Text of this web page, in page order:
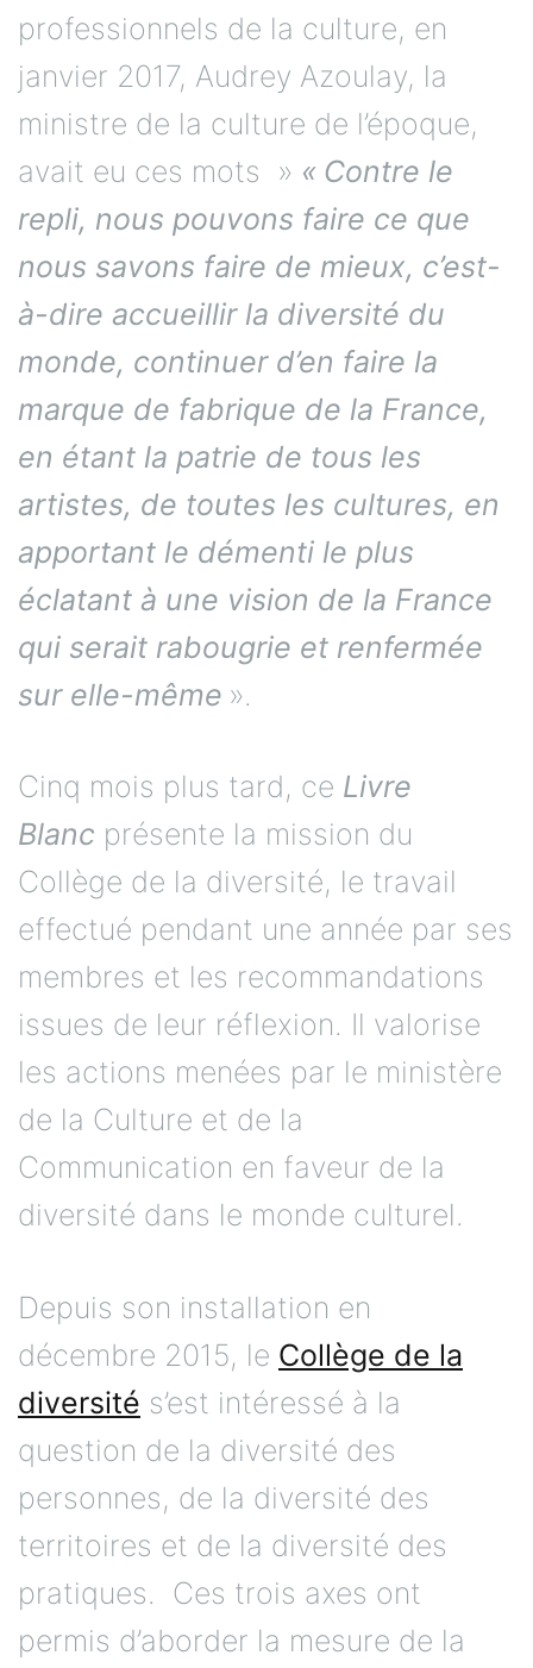
professionnels de la culture, en
janvier 2017, Audrey Azoulay, la
ministre de la culture de l’époque,
avait eu ces mots » « Contre le
repli, nous pouvons faire ce que
nous savons faire de mieux, c’est-
à-dire accueillir la diversité du
monde, continuer d’en faire la
marque de fabrique de la France,
en étant la patrie de tous les
artistes, de toutes les cultures, en
apportant le démenti le plus
éclatant à une vision de la France
qui serait rabougrie et renfermée
sur elle-même ».
Cinq mois plus tard, ce Livre
Blanc présente la mission du
Collège de la diversité, le travail
effectué pendant une année par ses
membres et les recommandations
issues de leur réflexion. Il valorise
les actions menées par le ministère
de la Culture et de la
Communication en faveur de la
diversité dans le monde culturel.
Depuis son installation en
décembre 2015, le Collège de la
diversité s’est intéressé à la
question de la diversité des
personnes, de la diversité des
territoires et de la diversité des
pratiques. Ces trois axes ont
permis d’aborder la mesure de la